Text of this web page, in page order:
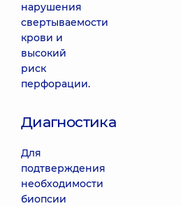
нарушения
свертываемости
крови и
высокий
риск
перфорации.
Диагностика
Для
подтверждения
необходимости
биопсии